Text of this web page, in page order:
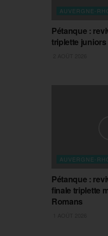
AUVERGNE-
Pétanque :
triplette
AUVERGNE-
Pétanque :
finale triplette
Romans